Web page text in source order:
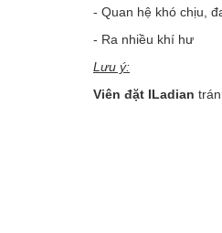
- Quan hệ khó chịu,
- Ra nhiều khí hư
Lưu ý:
Viên đặt ILadian